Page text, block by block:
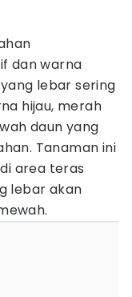
dan warna
lebar sering
hijau, merah
daun yang
Tanaman ini
area teras
lebar akan